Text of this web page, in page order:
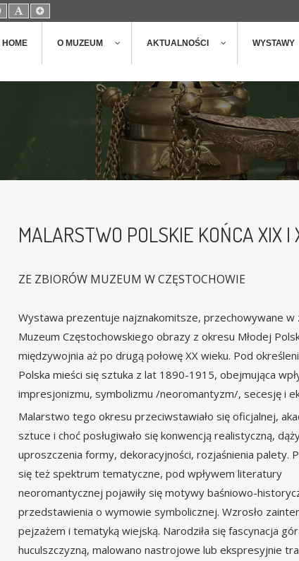
Set
Smaller
Set
Default
Set
Larger
HOME O MUZEUM AKTUALNOŚCI WYSTAWY
MALARSTWO POLSKIE KOŃCA XIX I
ZE ZBIORÓW MUZEUM W CZĘSTOCHOWIE
Wystawa prezentuje najznakomitsze, przechowywane w
Muzeum Częstochowskiego obrazy z okresu Młodej
międzywojnia aż po drugą połowę XX wieku. Pod
Polska mieści się sztuka z lat 1890-1915, obejmująca
impresjonizmu, symbolizmu /neoromantyzm/, secesję i
Malarstwo tego okresu przeciwstawiało się oficjalnej,
sztuce i choć posługiwało się konwencją realistyczną,
uproszczenia formy, dekoracyjności, rozjaśnienia palety.
się też spektrum tematyczne, pod wpływem literatury
neoromantycznej pojawiły się motywy baśniowo-
przedstawienia o wymowie symbolicznej. Wzrosło
pejzażem i tematyką wiejską. Narodziła się fascynacja
huculszczyzną, malowano nastrojowe lub ekspresyjnie